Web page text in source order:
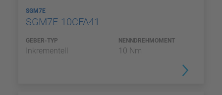
SGM7E
SGM7E-10CFA41
GEBER-TYP
Inkrementell
NENNDREHMOMENT
10 Nm